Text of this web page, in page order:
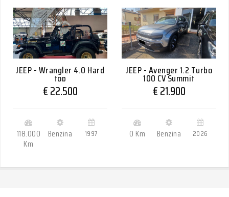
JEEP - Wrangler 4.0 Hard
top
€ 22.500
118.000
Km
Benzina 1997
JEEP - Avenger 1.2 Turbo
100 CV Summit
€ 21.900
0 Km Benzina 2026